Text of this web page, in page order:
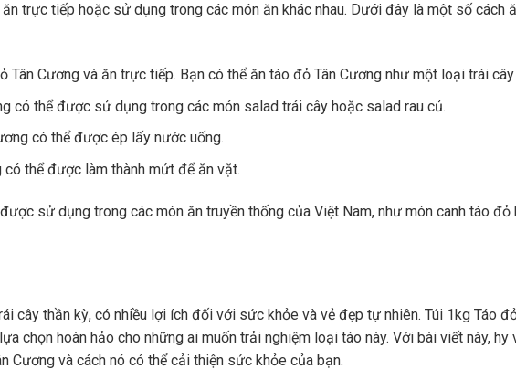
trực tiếp hoặc sử dụng trong các món ăn khác nhau. Dưới đây là một số cách
Tân Cương và ăn trực tiếp. Bạn có thể ăn táo đỏ Tân Cương như một loại trái
có thể được sử dụng trong các món salad trái cây hoặc salad rau củ.
có thể được ép lấy nước uống.
có thể được làm thành mứt để ăn vặt.
sử dụng trong các món ăn truyền thống của Việt Nam, như món canh táo đỏ
cây thần kỳ, có nhiều lợi ích đối với sức khỏe và vẻ đẹp tự nhiên. Túi 1kg Táo
chọn hoàn hảo cho những ai muốn trải nghiệm loại táo này. Với bài viết này, hy
Cương và cách nó có thể cải thiện sức khỏe của bạn.